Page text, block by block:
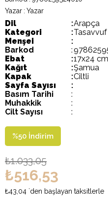
Yazar : Yazar
Dil :Arapça
Kategori
:Tasavvuf
Menşei
:
Barkod
:
Ebat
:17x24 cm
Kağıt
:Şamua
Kapak
:Ciltli
Sayfa Sayısı
:
Basım Tarihi
:
Muhakkik
:
Cilt Sayısı
:
%50 İndirim
₺1.033,05
₺516,53
₺43,04 `den başlayan taksitlerle